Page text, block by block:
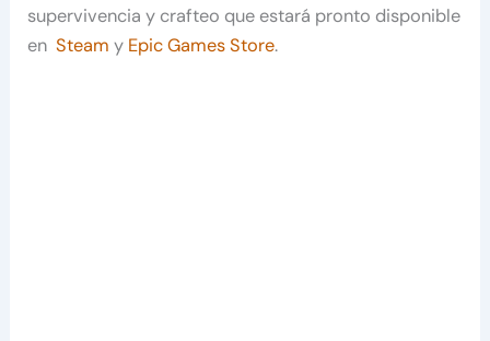
supervivencia y crafteo que estará pronto disponible
enSteam y Epic Games Store.